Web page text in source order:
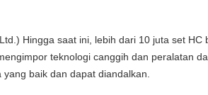
Hingga saat ini, lebih dari 10 juta set
teknologi canggih dan peralatan
baik dan dapat diandalkan.